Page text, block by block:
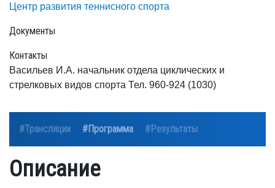
Центр развития теннисного спорта
Документы
Контакты
Васильев И.А. начальник отдела циклических и
стрелковых видов спорта Тел. 960-924 (1030)
#Трансляции #Программа #Результаты
Описание